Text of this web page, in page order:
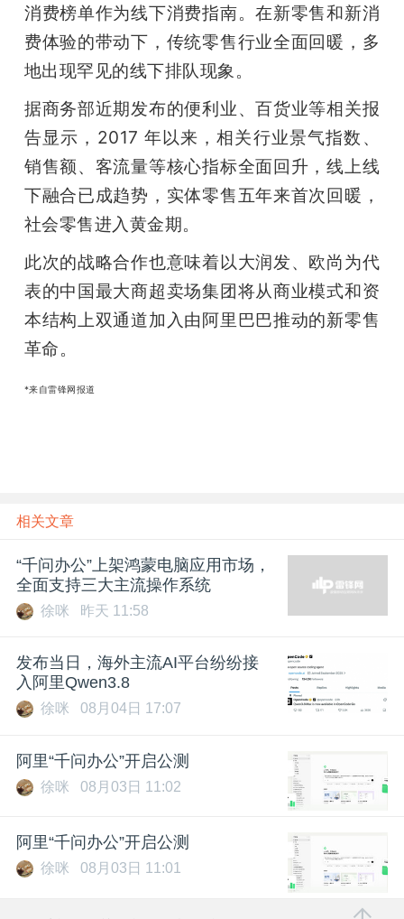
消费榜单作为线下消费指南。在新零售和新消
费体验的带动下，传统零售行业全面回暖，多
地出现罕见的线下排队现象。
据商务部近期发布的便利业、百货业等相关报
告显示，2017 年以来，相关行业景气指数、
销售额、客流量等核心指标全面回升，线上线
下融合已成趋势，实体零售五年来首次回暖，
社会零售进入黄金期。
此次的战略合作也意味着以大润发、欧尚为代
表的中国最大商超卖场集团将从商业模式和资
本结构上双通道加入由阿里巴巴推动的新零售
革命。
*来自雷锋网报道
相关文章
“千问办公”上架鸿蒙电脑应用市场，
全面支持三大主流操作系统
徐咪 昨天 11:58
发布当日，海外主流AI平台纷纷接
入阿里Qwen3.8
徐咪 08月04日 17:07
阿里“千问办公”开启公测
徐咪 08月03日 11:02
阿里“千问办公”开启公测
徐咪 08月03日 11:01